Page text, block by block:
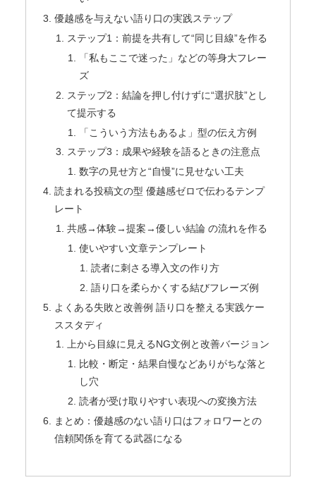
優越感を与えない語り口の実践ステップ
ステップ1：前提を共有して“同じ目線”を作る
「私もここで迷った」などの等身大フレー
ズ
ステップ2：結論を押し付けずに“選択肢”とし
て提示する
「こういう方法もあるよ」型の伝え方例
ステップ3：成果や経験を語るときの注意点
数字の見せ方と“自慢”に見せない工夫
読まれる投稿文の型 優越感ゼロで伝わるテンプ
レート
共感→体験→提案→優しい結論 の流れを作る
使いやすい文章テンプレート
読者に刺さる導入文の作り方
語り口を柔らかくする結びフレーズ例
よくある失敗と改善例 語り口を整える実践ケー
ススタディ
上から目線に見えるNG文例と改善バージョン
比較・断定・結果自慢などありがちな落と
し穴
読者が受け取りやすい表現への変換方法
まとめ：優越感のない語り口はフォロワーとの
信頼関係を育てる武器になる